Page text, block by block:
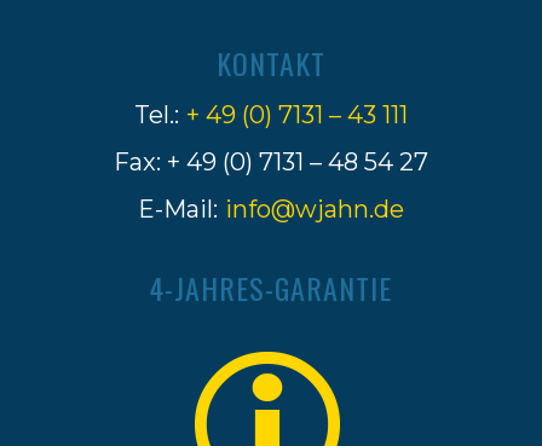
KONTAKT
Tel.: + 49 (0) 7131 – 43 111
Fax: + 49 (0) 7131 – 48 54 27
E-Mail: info@wjahn.de
4-JAHRES-GARANTIE